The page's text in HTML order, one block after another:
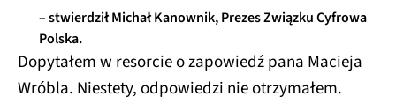
– stwierdził Michał Kanownik, Prezes Związku Cyfrowa
Polska.
Dopytałem w resorcie o zapowiedź pana Macieja
Wróbla. Niestety, odpowiedzi nie otrzymałem.